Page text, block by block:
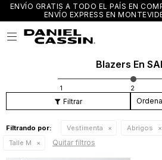
ENVÍO GRATIS A TODO EL PAÍS EN
ENVÍO EXPRESS EN

Blazers En
Filtrando por: Vestimenta Abrigos
Talle M
Quitar filtros